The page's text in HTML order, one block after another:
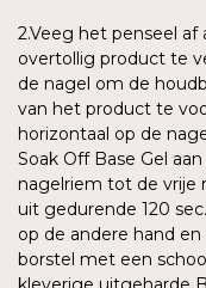
2.Veeg het penseel af
overtollig product te
de nagel om de
van het product te
horizontaal op de
Soak Off Base Gel
nagelriem tot de vrije
uit gedurende 120
op de andere hand
borstel met een